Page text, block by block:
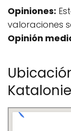
Opiniones:
valoraciones
Opinión